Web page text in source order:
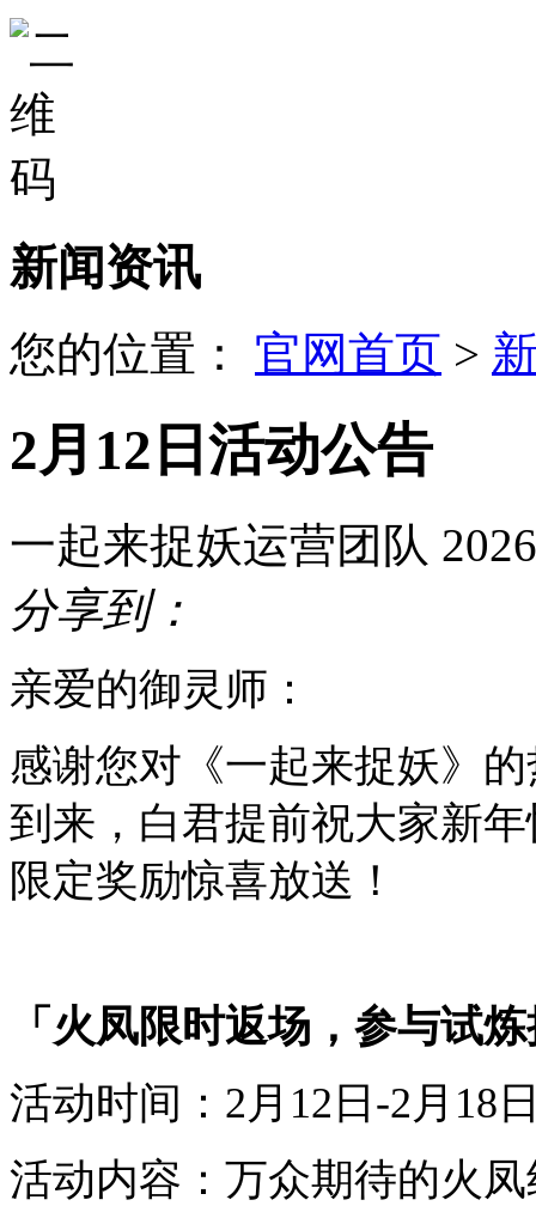
新闻资讯
您的位置： 官网首页 >
2月12日活动公告
一起来捉妖运营团队
分享到：
亲爱的御灵师：
感谢您对《一起来捉妖》
到来 ， 白君提前祝大家新年
限定奖励惊喜放送！
「 火凤限时返场，参与试
活动时间： 2 月 12 日-2 月 18
活动内容： 万众期待的火凤